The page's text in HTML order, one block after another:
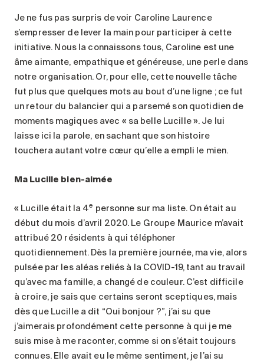
Je ne fus pas surpris de voir Caroline Laurence
s’empresser de lever la main pour participer à cette
initiative. Nous la connaissons tous, Caroline est une
âme aimante, empathique et généreuse, une perle dans
notre organisation. Or, pour elle, cette nouvelle tâche
fut plus que quelques mots au bout d’une ligne ; ce fut
un retour du balancier qui a parsemé son quotidien de
moments magiques avec « sa belle Lucille ». Je lui
laisse ici la parole, en sachant que son histoire
touchera autant votre cœur qu’elle a empli le mien.
Ma Lucille bien-aimée
« Lucille était la 4e personne sur ma liste. On était au
début du mois d’avril 2020. Le Groupe Maurice m’avait
attribué 20 résidents à qui téléphoner
quotidiennement. Dès la première journée, ma vie, alors
pulsée par les aléas reliés à la COVID-19, tant au travail
qu’avec ma famille, a changé de couleur. C’est difficile
à croire, je sais que certains seront sceptiques, mais
dès que Lucille a dit “Oui bonjour ?”, j’ai su que
j’aimerais profondément cette personne à qui je me
suis mise à me raconter, comme si on s’était toujours
connues. Elle avait eu le même sentiment, je l’ai su